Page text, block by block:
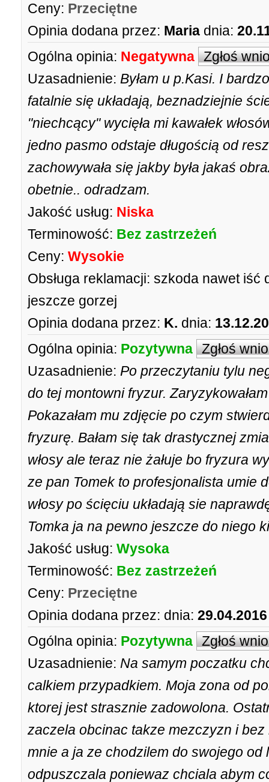
Ceny: Przeciętne
Opinia dodana przez: Maria dnia:
Ogólna opinia: Negatywna Zgłoś
Uzasadnienie: Byłam u p.Kasi. I
fatalnie się układają, beznadziejnie
"niechcący" wycięła mi kawałek
jedno pasmo odstaje długością od
zachowywała się jakby była jakaś
obetnie.. odradzam.
Jakość usług: Niska
Terminowość: Bez zastrzeżeń
Ceny: Wysokie
Obsługa reklamacji: szkoda nawet iść
jeszcze gorzej
Opinia dodana przez: K. dnia:
Ogólna opinia: Pozytywna Zgłoś
Uzasadnienie: Po przeczytaniu tylu
do tej montowni fryzur.
Pokazałam mu zdjęcie po czym
fryzurę. Bałam się tak drastycznej
włosy ale teraz nie żałuje bo fryzura
ze pan Tomek to profesjonalista umie
włosy po ścięciu układają sie
Tomka ja na pewno jeszcze do niego
Jakość usług: Wysoka
Terminowość: Bez zastrzeżeń
Ceny: Przeciętne
Opinia dodana przez: dnia:
Ogólna opinia: Pozytywna Zgłoś
Uzasadnienie: Na samym poczatku
calkiem przypadkiem. Moja zona od
ktorej jest strasznie zadowolona.
zaczela obcinac takze mezczyzn i
mnie a ja ze chodzilem do swojego
odpuszczala poniewaz chciala abym